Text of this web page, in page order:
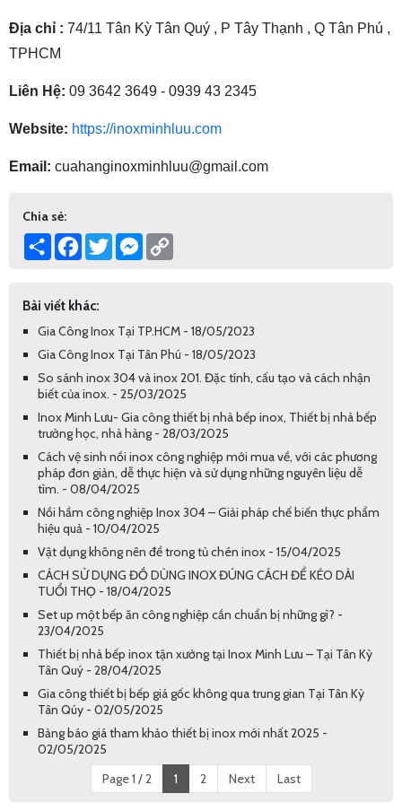
Địa chỉ : 74/11 Tân Kỳ Tân Quý , P Tây Thạnh , Q Tân Phú ,
TPHCM
Liên Hệ: 09 3642 3649 - 0939 43 2345
Website: https://inoxminhluu.com
Email: cuahanginoxminhluu@gmail.com
Chia sẻ:
Share Facebook
TwitterMessenger
Bài viết khác:
Gia Công Inox Tại TP.HCM - 18/05/2023
Gia Công Inox Tại Tân Phú - 18/05/2023
So sánh inox 304 và inox 201. Đặc tính, cấu tạo và cách nhận
biết của inox. - 25/03/2025
Inox Minh Lưu- Gia công thiết bị nhà bếp inox, Thiết bị nhà bếp
trường học, nhà hàng - 28/03/2025
Cách vệ sinh nồi inox công nghiệp mới mua về, với các phương
pháp đơn giản, dễ thực hiện và sử dụng những nguyên liệu dễ
tìm. - 08/04/2025
Nồi hầm công nghiệp Inox 304 – Giải pháp chế biến thực phẩm
hiệu quả - 10/04/2025
Vật dụng không nên để trong tủ chén inox - 15/04/2025
CÁCH SỬ DỤNG ĐỒ DÙNG INOX ĐÚNG CÁCH ĐỂ KÉO DÀI
TUỔI THỌ - 18/04/2025
Set up một bếp ăn công nghiệp cần chuẩn bị những gì? -
23/04/2025
Thiết bị nhà bếp inox tận xưởng tại Inox Minh Lưu – Tại Tân Kỳ
Tân Quý - 28/04/2025
Gia công thiết bị bếp giá gốc không qua trung gian Tại Tân Kỳ
Tân Qúy - 02/05/2025
Bảng báo giá tham khảo thiết bị inox mới nhất 2025 -
02/05/2025
Page 1 / 2
1 2 Next Last